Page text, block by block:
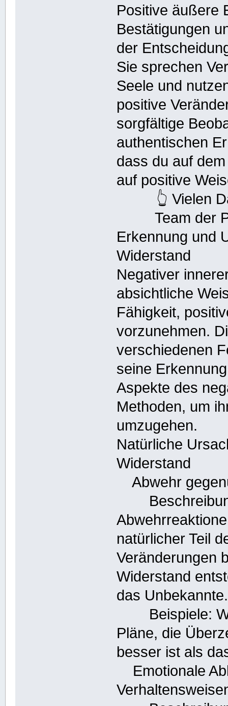
Positive äußere
Bestätigungen
der
Sie sprechen
Seele und
positive
sorgfältige
authentischen
dass du auf
auf positive
👆 Vielen
Team der
Erkennung und
Widerstand
Negativer
absichtliche
Fähigkeit,
vorzunehmen.
verschiedenen
seine
Aspekte des
Methoden, um
umzugehen.
Natürliche
Widerstand
Abwehr
natürlicher Teil
Veränderungen
Widerstand
das Unbekannte.
Beispiele:
Pläne, die
besser ist als
Emotionale